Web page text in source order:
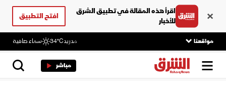
اقرأ هذه المقالة في تطبيق الشرق
للأخبار
افتح التطبيق
مواقعنا مدريد34°C سماء صافية
مباشر